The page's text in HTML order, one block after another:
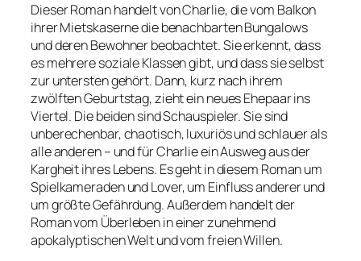
Dieser Roman handelt von Charlie, die vom Balkon
ihrer Mietskaserne die benachbarten Bungalows
und deren Bewohner beobachtet. Sie erkennt, dass
es mehrere soziale Klassen gibt, und dass sie selbst
zur untersten gehört. Dann, kurz nach ihrem
zwölften Geburtstag, zieht ein neues Ehepaar ins
Viertel. Die beiden sind Schauspieler. Sie sind
unberechenbar, chaotisch, luxuriös und schlauer als
alle anderen – und für Charlie ein Ausweg aus der
Kargheit ihres Lebens. Es geht in diesem Roman um
Spielkameraden und Lover, um Einfluss anderer und
um größte Gefährdung. Außerdem handelt der
Roman vom Überleben in einer zunehmend
apokalyptischen Welt und vom freien Willen.